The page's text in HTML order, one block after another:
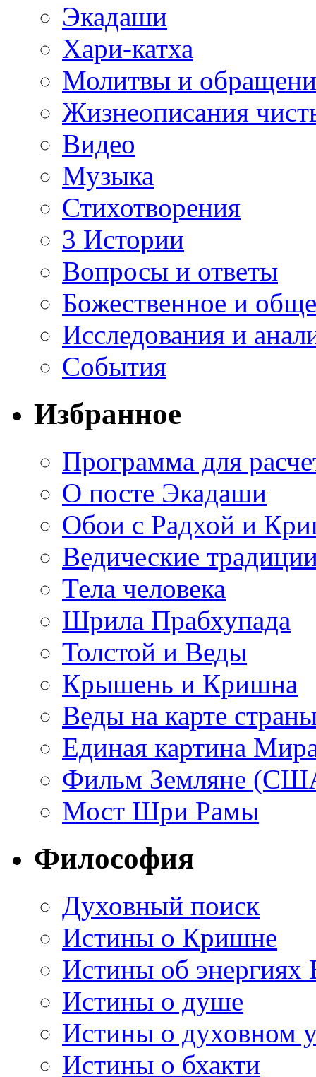
Экадаши
Хари-катха
Молитвы и
Жизнеописания
Видео
Музыка
Стихотворения
3 Истории
Вопросы и ответы
Божественное и
Исследования и
События
Избранное
Программа для
О посте Экадаши
Обои с Радхой и
Ведические
Тела человека
Шрила Прабхупада
Толстой и Веды
Крышень и Кришна
Веды на карте
Единая картина
Фильм Земляне
Мост Шри Рамы
Философия
Духовный поиск
Истины о Кришне
Истины об энергиях
Истины о душе
Истины о духовном
Истины о бхакти